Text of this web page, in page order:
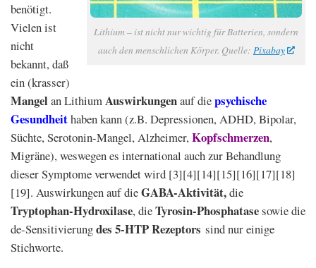
Lithium – ist nicht nur wichtig für Batterien, sondern
auch den menschlichen Körper. Quelle: Pixabay
benötigt.
Vielen ist
nicht
bekannt, daß
ein (krasser)
Mangel an LithiumAuswirkungenauf diepsychische
Gesundheithaben kann (z.B. Depressionen, ADHD, Bipolar,
Süchte, Serotonin-Mangel, Alzheimer,Kopfschmerzen,
Migräne), weswegen es international auch zur Behandlung
dieser Symptome verwendet wird [3][4][14][15][16][17][18]
[19]. Auswirkungen auf dieGABA-Aktivität,die
Tryptophan-Hydroxilase, dieTyrosin-Phosphatasesowie die
de-Sensitivierungdes 5-HTP Rezeptors sind nur einige
Stichworte.